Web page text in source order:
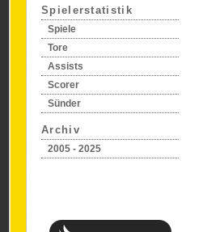
Spielerstatistik
Spiele
Tore
Assists
Scorer
Sünder
Archiv
2005 - 2025